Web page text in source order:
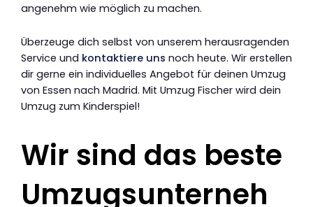
angenehm wie möglich zu machen.
Überzeuge dich selbst von unserem herausragenden
Service und kontaktiere uns noch heute. Wir erstellen
dir gerne ein individuelles Angebot für deinen Umzug
von Essen nach Madrid. Mit Umzug Fischer wird dein
Umzug zum Kinderspiel!
Wir sind das beste
Umzugsunterneh